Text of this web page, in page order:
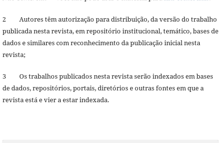
2 Autores têm autorização para distribuição, da versão do trabalho
publicada nesta revista, em repositório institucional, temático, bases de
dados e similares com reconhecimento da publicação inicial nesta
revista;
3 Os trabalhos publicados nesta revista serão indexados em bases
de dados, repositórios, portais, diretórios e outras fontes em que a
revista está e vier a estar indexada.